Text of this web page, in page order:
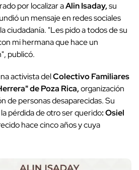
por localizar aAlin Isaday,su
un mensaje en redes sociales
ciudadanía. "Les pido a todos de su
mi hermana que hace un
publicó.
activista delColectivo Familiares
de Poza Rica,organización
de personas desaparecidas. Su
pérdida de otro ser querido: Osiel
hace cinco años y cuya